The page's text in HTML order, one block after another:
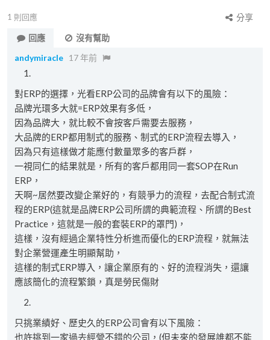
1 則回應
分享
回應
沒有幫助
andymiracle 17 年前
對ERP的選擇，光看ERP公司的品牌會有以下的風險：
品牌光環多大就=ERP效果有多低，
因為品牌大，就比較不會按客戶需要去服務，
大品牌的ERP都用制式的服務、制式的ERP流程去導入，
因為只有這樣做才能應付數量眾多的客戶群，
一視同仁的結果就是，所有的客戶都用同一套SOP在Run
ERP，
天啊~居然要改變企業好的，有競爭力的流程，去配合制式流
程的ERP(這就是品牌ERP公司所謂的典範流程、所謂的Best
Practice，這就是一般的套裝ERP的罩門)，
這樣，沒有經過企業特性分析進而優化的ERP流程，就無法
對企業營運產生明顯幫助，
這樣的制式ERP導入，讓企業原有的、好的流程消失，還讓
應該簡化的流程繁鎖，真是勞民傷財
只挑業績好、歷史久的ERP公司會有以下風險：
也許挑到一家過去經營不錯的公司，(但未來的發展誰都不能